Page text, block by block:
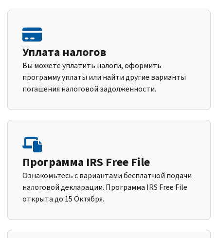
Уплата налогов
Вы можете уплатить налоги, оформить
программу уплаты или найти другие варианты
погашения налоговой задолженности.
Программа IRS Free File
Ознакомьтесь с вариантами бесплатной подачи
налоговой декларации. Программа IRS Free File
открыта до 15 Октября.